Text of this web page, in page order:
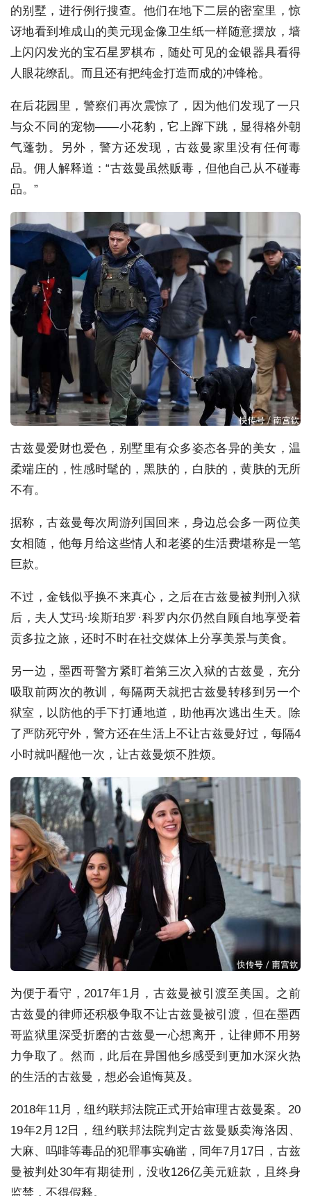
的别墅，进行例行搜查。他们在地下二层的密室里，惊
讶地看到堆成山的美元现金像卫生纸一样随意摆放，墙
上闪闪发光的宝石星罗棋布，随处可见的金银器具看得
人眼花缭乱。而且还有把纯金打造而成的冲锋枪。
在后花园里，警察们再次震惊了，因为他们发现了一只
与众不同的宠物——小花豹，它上蹿下跳，显得格外朝
气蓬勃。另外，警方还发现，古兹曼家里没有任何毒
品。佣人解释道：“古兹曼虽然贩毒，但他自己从不碰毒
品。”
古兹曼爱财也爱色，别墅里有众多姿态各异的美女，温
柔端庄的，性感时髦的，黑肤的，白肤的，黄肤的无所
不有。
据称，古兹曼每次周游列国回来，身边总会多一两位美
女相随，他每月给这些情人和老婆的生活费堪称是一笔
巨款。
不过，金钱似乎换不来真心，之后在古兹曼被判刑入狱
后，夫人艾玛·埃斯珀罗·科罗内尔仍然自顾自地享受着
贡多拉之旅，还时不时在社交媒体上分享美景与美食。
另一边，墨西哥警方紧盯着第三次入狱的古兹曼，充分
吸取前两次的教训，每隔两天就把古兹曼转移到另一个
狱室，以防他的手下打通地道，助他再次逃出生天。除
了严防死守外，警方还在生活上不让古兹曼好过，每隔4
小时就叫醒他一次，让古兹曼烦不胜烦。
为便于看守，2017年1月，古兹曼被引渡至美国。之前
古兹曼的律师还积极争取不让古兹曼被引渡，但在墨西
哥监狱里深受折磨的古兹曼一心想离开，让律师不用努
力争取了。然而，此后在异国他乡感受到更加水深火热
的生活的古兹曼，想必会追悔莫及。
2018年11月，纽约联邦法院正式开始审理古兹曼案。20
19年2月12日，纽约联邦法院判定古兹曼贩卖海洛因、
大麻、吗啡等毒品的犯罪事实确凿，同年7月17日，古兹
曼被判处30年有期徒刑，没收126亿美元赃款，且终身
监禁，不得假释。